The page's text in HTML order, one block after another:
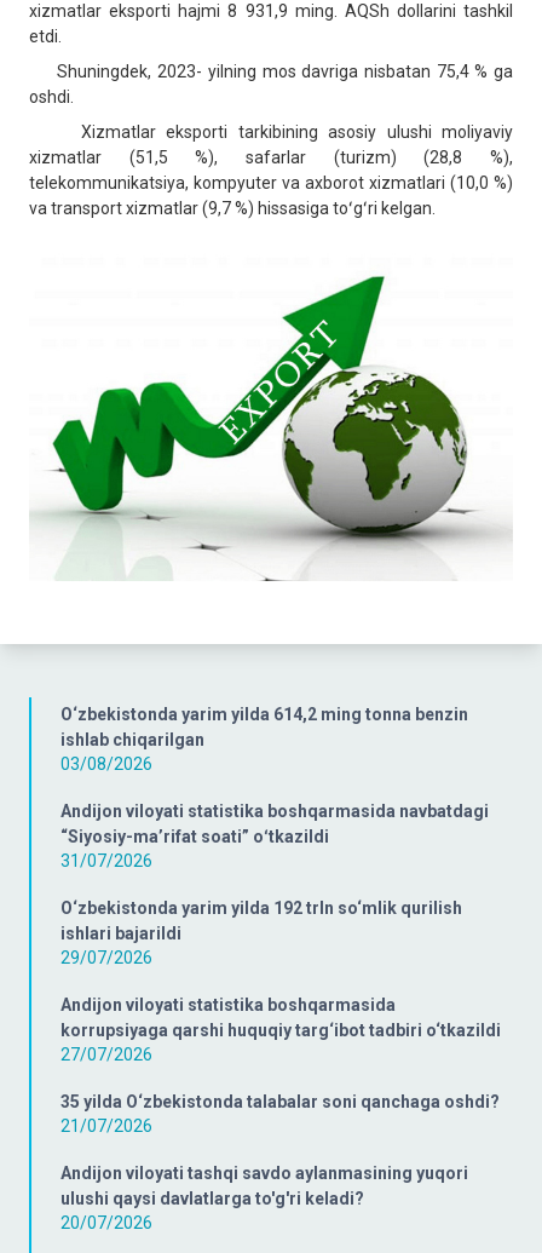
O‘zbekistonda yarim yilda 614,2 ming tonna benzin
ishlab chiqarilgan
03/08/2026
Andijon viloyati statistika boshqarmasida navbatdagi
“Siyosiy-ma’rifat soati” oʻtkazildi
31/07/2026
O‘zbekistonda yarim yilda 192 trln so‘mlik qurilish
ishlari bajarildi
29/07/2026
Andijon viloyati statistika boshqarmasida
korrupsiyaga qarshi huquqiy targ‘ibot tadbiri o‘tkazildi
27/07/2026
35 yilda O‘zbekistonda talabalar soni qanchaga oshdi?
21/07/2026
Andijon viloyati tashqi savdo aylanmasining yuqori
ulushi qaysi davlatlarga to'g'ri keladi?
20/07/2026
xizmatlar eksporti hajmi 8 931,9 ming. AQSh dollarini tashkil
etdi.
Shuningdek, 2023- yilning mos davriga nisbatan 75,4 % ga
oshdi.
Xizmatlar eksporti tarkibining asosiy ulushi moliyaviy
xizmatlar (51,5 %), safarlar (turizm) (28,8 %),
telekommunikatsiya, kompyuter va axborot xizmatlari (10,0 %)
va transport xizmatlar (9,7 %) hissasiga toʻgʻri kelgan.